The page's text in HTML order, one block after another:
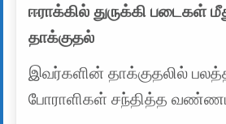
ஈராக்கில் துருக்கி படைகள்
தாக்குதல்
இவர்களின் தாக்குதலில்
போராளிகள் சந்தித்த